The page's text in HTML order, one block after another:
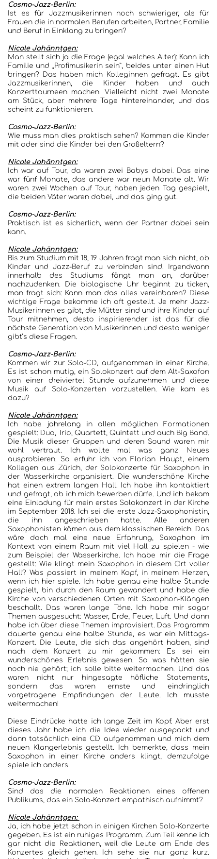
Cosmo-Jazz-Berlin:
Ist es für Jazzmusikerinnen noch schwieriger, als für
Frauen die in normalen Berufen arbeiten, Partner, Familie
und Beruf in Einklang zu bringen?
Nicole Johänntgen:
Man stellt sich ja die Frage (egal welches Alter): Kann ich
Familie und „Profimusikerin sein”, beides unter einen Hut
bringen? Das haben mich Kolleginnen gefragt. Es gibt
Jazzmusikerinnen, die Kinder haben und auch
Konzerttourneen machen. Vielleicht nicht zwei Monate
am Stück, aber mehrere Tage hintereinander, und das
scheint zu funktionieren.
Cosmo-Jazz-Berlin:
Wie muss man dies praktisch sehen? Kommen die Kinder
mit oder sind die Kinder bei den Großeltern?
Nicole Johänntgen:
Ich war auf Tour, da waren zwei Babys dabei. Das eine
war fünf Monate, das andere war neun Monate alt. Wir
waren zwei Wochen auf Tour, haben jeden Tag gespielt,
die beiden Väter waren dabei, und das ging gut.
Cosmo-Jazz-Berlin:
Praktisch ist es sicherlich, wenn der Partner dabei sein
kann.
Nicole Johänntgen:
Bis zum Studium mit 18, 19 Jahren fragt man sich nicht, ob
Kinder und Jazz-Beruf zu verbinden sind. Irgendwann
innerhalb des Studiums fängt man an, darüber
nachzudenken. Die biologische Uhr beginnt zu ticken,
man fragt sich: Kann man das alles vereinbaren? Diese
wichtige Frage bekomme ich oft gestellt. Je mehr Jazz-
Musikerinnen es gibt, die Mütter sind und ihre Kinder auf
Tour mitnehmen, desto inspirierender ist das für die
nächste Generation von Musikerinnen und desto weniger
gibt’s diese Fragen.
Cosmo-Jazz-Berlin:
Kommen wir zur Solo-CD, aufgenommen in einer Kirche.
Es ist schon mutig, ein Solokonzert auf dem Alt-Saxofon
von einer dreiviertel Stunde aufzunehmen und diese
Musik auf Solo-Konzerten vorzustellen. Wie kam es
dazu?
Nicole Johänntgen:
Ich habe jahrelang in allen möglichen Formationen
gespielt: Duo, Trio, Quartett, Quintett und auch Big Band.
Die Musik dieser Gruppen und deren Sound waren mir
wohl vertraut. Ich wollte mal was ganz Neues
ausprobieren. So erfuhr ich von Florian Haupt, einem
Kollegen aus Zürich, der Solokonzerte für Saxophon in
der Wasserkirche organisiert. Die wunderschöne Kirche
hat einen extrem langen Hall. Ich habe ihn kontaktiert
und gefragt, ob ich mich bewerben dürfe. Und ich bekam
eine Einladung für mein erstes Solokonzert in der Kirche
im September 2018. Ich sei die erste Jazz-Saxophonistin,
die ihn angeschrieben hatte. Alle anderen
Saxophonisten kämen aus dem klassischen Bereich. Das
wäre doch mal eine neue Erfahrung, Saxophon im
Kontext von einem Raum mit viel Hall zu spielen - wie
zum Beispiel der Wasserkirche. Ich habe mir die Frage
gestellt: Wie klingt mein Saxophon in diesem Ort voller
Hall? Was passiert in meinem Kopf, in meinem Herzen,
wenn ich hier spiele. Ich habe genau eine halbe Stunde
gespielt, bin durch den Raum gewandert und habe die
Kirche von verschiedenen Orten mit Saxophon-Klängen
beschallt. Das waren lange Töne. Ich habe mir sogar
Themen ausgesucht: Wasser, Erde, Feuer, Luft. Und dann
habe ich über diese Themen improvisiert. Das Programm
dauerte genau eine halbe Stunde, es war ein Mittags-
Konzert. Die Leute, die sich das angehört haben, sind
nach dem Konzert zu mir gekommen: Es sei ein
wunderschönes Erlebnis gewesen. So was hätten sie
noch nie gehört; ich solle bitte weitermachen. Und das
waren nicht nur hingesagte höfliche Statements,
sondern das waren ernste und eindringlich
vorgetragene Empfindungen der Leute. Ich musste
weitermachen!
Diese Eindrücke hatte ich lange Zeit im Kopf. Aber erst
dieses Jahr habe ich die Idee wieder ausgepackt und
dann tatsächlich eine CD aufgenommen und mich dem
neuen Klangerlebnis gestellt. Ich bemerkte, dass mein
Saxophon in einer Kirche anders klingt, demzufolge
spiele ich anders.
Cosmo-Jazz-Berlin:
Sind das die normalen Reaktionen eines offenen
Publikums, das ein Solo-Konzert empathisch aufnimmt?
Nicole Johänntgen:
Ja, ich habe jetzt schon in einigen Kirchen Solo-Konzerte
gegeben. Es ist ein ruhiges Programm. Zum Teil kenne ich
gar nicht die Reaktionen, weil die Leute am Ende des
Konzertes gleich gehen. Ich sehe sie nur ganz kurz.